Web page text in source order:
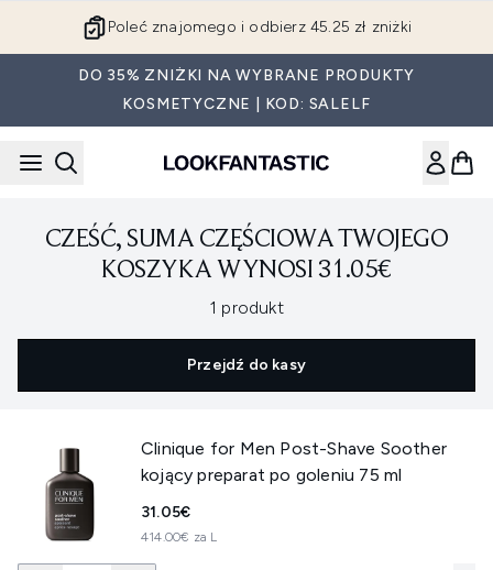
Poleć znajomego i odbierz 45.25 zł zniżki
DO 35% ZNIŻKI NA WYBRANE PRODUKTY
KOSMETYCZNE | KOD: SALELF
CZEŚĆ, SUMA CZĘŚCIOWA TWOJEGO
KOSZYKA WYNOSI 31.05€
1 produkt,
Przejdź do kasy
Clinique for Men Post-Shave Soother
kojący preparat po goleniu 75 ml
31.05€
414.00€ za L